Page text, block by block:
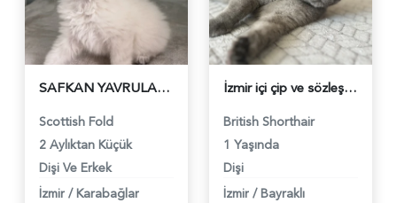
SAFKAN YAVRULARIM TESLİME HAZIR - 5155
Scottish Fold
2 Aylıktan Küçük
Dişi Ve Erkek
İzmir / Karabağlar
İzmir içi çip ve sözleşme şartıyla ömürlük yuvasını arıyorum - 5131
British Shorthair
1 Yaşında
Dişi
İzmir / Bayraklı